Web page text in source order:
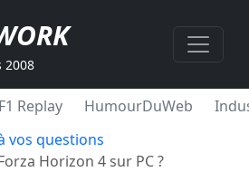
2008
F1 Replay HumourDuWeb
vos questions
Horizon 4 sur PC ?